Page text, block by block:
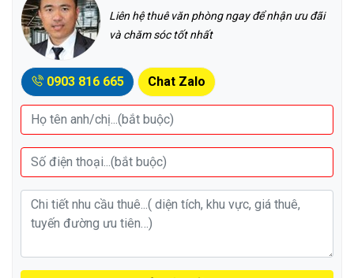
Liên hệ thuê văn phòng ngay để nhận ưu đãi
và chăm sóc tốt nhất
0903 816 665 Chat Zalo